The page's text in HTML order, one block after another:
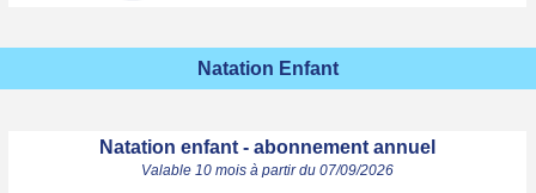
Natation Enfant
Natation enfant - abonnement annuel
Valable 10 mois à partir du 07/09/2026